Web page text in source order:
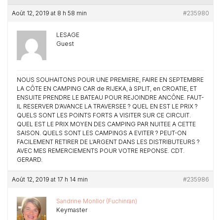
Août 12, 2019 at 8 h 58 min #235980
LESAGE
Guest
NOUS SOUHAITONS POUR UNE PREMIERE, FAIRE EN SEPTEMBRE
LA CÔTE EN CAMPING CAR de RIJEKA, à SPLIT, en CROATIE, ET
ENSUITE PRENDRE LE BATEAU POUR REJOINDRE ANCÔNE. FAUT-
IL RESERVER D’AVANCE LA TRAVERSEE ? QUEL EN EST LE PRIX ?
QUELS SONT LES POINTS FORTS A VISITER SUR CE CIRCUIT.
QUEL EST LE PRIX MOYEN DES CAMPING PAR NUITEE A CETTE
SAISON. QUELS SONT LES CAMPINGS A EVITER ? PEUT-ON
FACILEMENT RETIRER DE L’ARGENT DANS LES DISTRIBUTEURS ?
AVEC MES REMERCIEMENTS POUR VOTRE REPONSE. CDT.
GERARD.
Août 12, 2019 at 17 h 14 min #235986
Sandrine Monllor (Fuchinran)
Keymaster